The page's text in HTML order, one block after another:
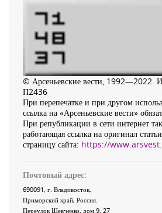
© Арсеньевские вести, 1992—2022.
П2436
При перепечатке и при другом
ссылка на «Арсеньевские вести»
При републикации в сети интернет
работающая ссылка на оригинал
страницу сайта: https://
Почтовый адрес:
690091, г. Владивосток,
Приморский край, Россия.
Переулок Шевченко, дом 9, 27